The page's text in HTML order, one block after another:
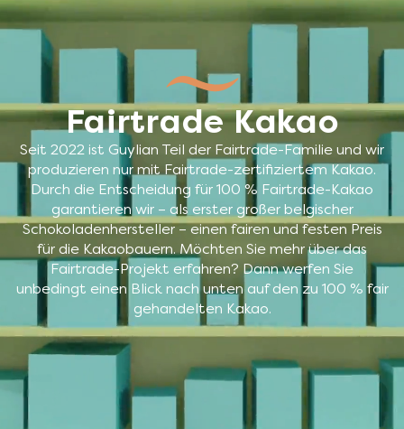
Fairtrade Kakao
Seit 2022 ist Guylian Teil der Fairtrade-Familie und wir
produzieren nur mit Fairtrade-zertifiziertem Kakao.
Durch die Entscheidung für 100 % Fairtrade-Kakao
garantieren wir – als erster großer belgischer
Schokoladenhersteller – einen fairen und festen Preis
für die Kakaobauern. Möchten Sie mehr über das
Fairtrade-Projekt erfahren? Dann werfen Sie
unbedingt einen Blick nach unten auf den zu 100 % fair
gehandelten Kakao.